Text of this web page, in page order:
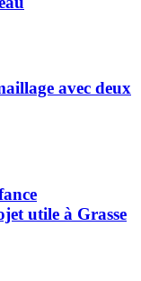
avec deux
utile à Grasse